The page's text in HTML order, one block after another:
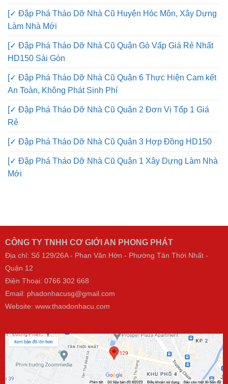
[✓ Đập Phá Tháo Dỡ Nhà Cũ Huyện Hóc Môn, Xây Dựng
Làm Nhà Mới
[✓ Đập Phá Tháo Dỡ Nhà Cũ Quận Gò Vấp Giá Rẻ Nhất
HD150 Sài Gòn
[✓ Đập Phá Tháo Dỡ Nhà Cũ Quận 6 Thực Hiện Cam kết
An Toàn, Không Phát Sinh Phí
[✓ Đập Phá Tháo Dỡ Nhà Cũ Quận 2 Đơn Vị Tốp 1 Giá
Rẻ
[✓ Đập Phá Tháo Dỡ Nhà Cũ Quận 3 Hợp Đồng HD150
[✓ Đập Phá Tháo Dỡ Nhà Cũ Quận 1 Xây Dựng Làm Nhà
Mới
CÔNG TY TNHH CƠ GIỚI AN PHONG PHÁT
Địa chỉ: Số 129/26A - Phan Văn Hớn - Phường Tân Thới Nhất -
Quận 12
Điện Thoại: 0766 302 668
Email: phadonhacusg@gmail.com
Website: www.thaodonhacu.com